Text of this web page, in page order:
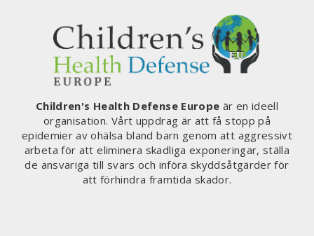
Children's Health Defense Europe är en ideell
organisation. Vårt uppdrag är att få stopp på
epidemier av ohälsa bland barn genom att aggressivt
arbeta för att eliminera skadliga exponeringar, ställa
de ansvariga till svars och införa skyddsåtgärder för
att förhindra framtida skador.